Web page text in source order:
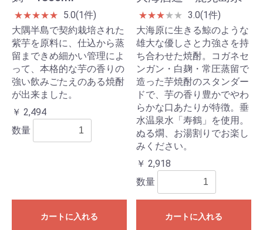
★★★★★
5.0(1件)
大隅半島で契約栽培された
紫芋を原料に、仕込から蒸
留まできめ細かい管理によ
って、本格的な芋の香りの
強い飲みごたえのある焼酎
が出来ました。
￥ 2,494
数量
カートに入れる
★★★★★ 3.0(1件)
大海原に生きる鯨のような
雄大な優しさと力強さを持
ち合わせた焼酎。コガネセ
ンガン・白麹・常圧蒸留で
造った芋焼酎のスタンダー
ドで、芋の香り豊かでやわ
らかな口あたりが特徴。垂
水温泉水「寿鶴」を使用。
ぬる燗、お湯割りでお楽し
みください。
￥ 2,918
数量
カートに入れる